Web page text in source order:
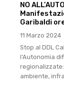
NO
Garibaldi
11 Marzo 2024
Stop al DDL
l'Autonomia
ambiente,